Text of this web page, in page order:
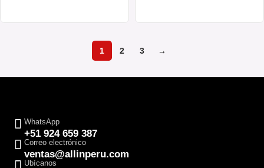
1 2 3 →
WhatsApp
+51 924 659 387
Correo electrónico
ventas@allinperu.com
Ubícanos